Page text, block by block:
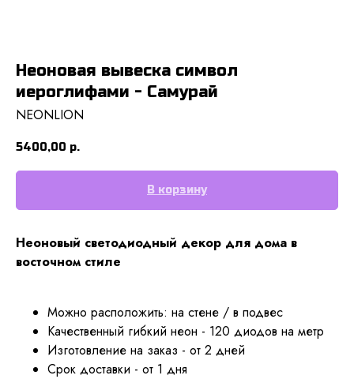
Неоновая вывеска символ
иероглифами - Самурай
NEONLION
5400,00 р.
В корзину
Неоновый светодиодный декор для дома в
восточном стиле
Можно расположить: на стене / в подвес
Качественный гибкий неон - 120 диодов на метр
Изготовление на заказ - от 2 дней
Срок доставки - от 1 дня